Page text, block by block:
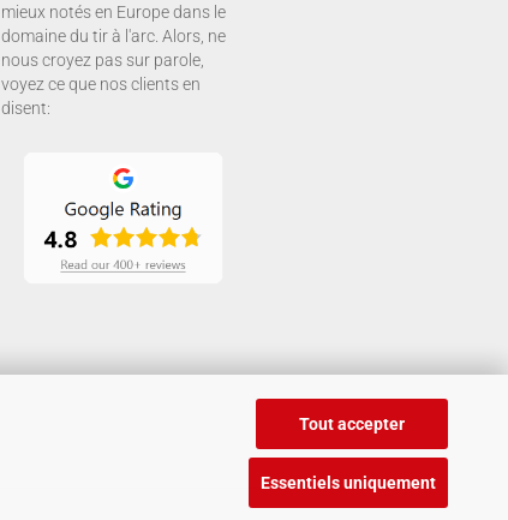
Tout accepter
Essentiels uniquement
mieux notés en Europe dans le
domaine du tir à l'arc. Alors, ne
nous croyez pas sur parole,
voyez ce que nos clients en
disent: